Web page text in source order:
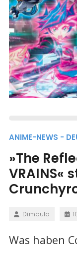
ANIME-NEWS -
»The
VRAINS«
Dimbula
Was haben